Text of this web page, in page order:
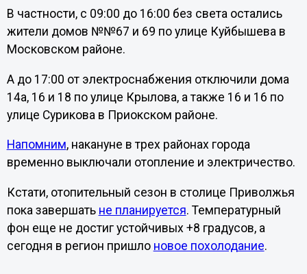
В частности, с 09:00 до 16:00 без света остались
жители домов №№67 и 69 по улице Куйбышева в
Московском районе.
А до 17:00 от электроснабжения отключили дома
14а, 16 и 18 по улице Крылова, а также 16 и 16 по
улице Сурикова в Приокском районе.
Напомним, накануне в трех районах города
временно выключали отопление и электричество.
Кстати, отопительный сезон в столице Приволжья
пока завершать не планируется. Температурный
фон еще не достиг устойчивых +8 градусов, а
сегодня в регион пришло новое похолодание.